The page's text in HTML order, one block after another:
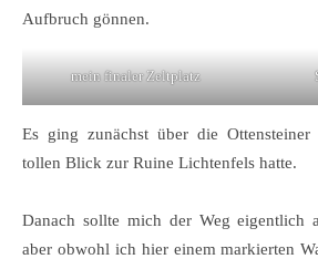
Aufbruch gönnen.
mein finaler Zeltplatz
Es ging zunächst über die
tollen Blick zur Ruine Lichtenfels hatte.
Danach sollte mich der Weg eigentlich
aber obwohl ich hier einem markierten